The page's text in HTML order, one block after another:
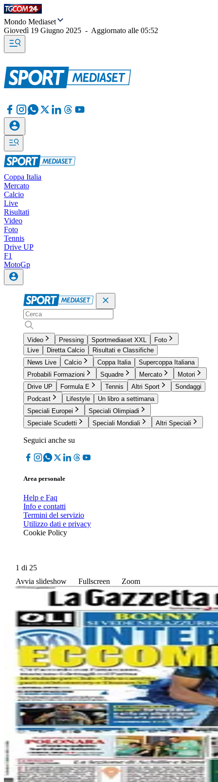
Mondo Mediaset
Giovedì 19 Giugno 2025 - Aggiornato alle 05:52
Coppa Italia
Mercato
Calcio
Live
Risultati
Video
Foto
Tennis
Drive UP
F1
MotoGp
Video Pressing Sportmediaset XXL
Foto
Live
Diretta Calcio
Risultati e Classifiche
News Live
Calcio Coppa Italia
Supercoppa Italiana
Probabili Formazioni
Squadre Mercato
Motori
Drive UP
Formula E Tennis Altri Sport
Sondaggi
Podcast
Lifestyle
Un libro a settimana
Speciali Europei
Speciali Olimpiadi
Speciale Scudetti
Speciali Mondiali Altri Speciali
Seguici anche su
Area personale
Help e Faq
Info e contatti
Termini del servizio
Utilizzo dati e privacy
Cookie Policy
1 di 25
Avvia slideshow
Fullscreen Zoom